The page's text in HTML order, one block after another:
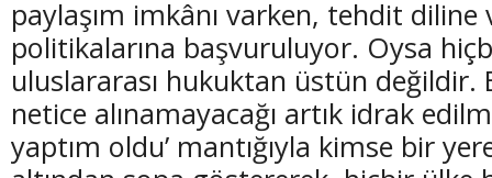
paylaşım imkânı varken, tehdit diline
politikalarına başvuruluyor. Oysa
uluslararası hukuktan üstün değildir.
netice alınamayacağı artık idrak
yaptım oldu’ mantığıyla kimse bir